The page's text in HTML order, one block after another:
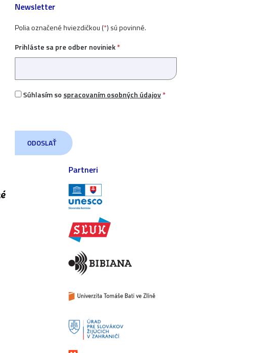
Newsletter
Polia označené hviezdičkou (*) sú povinné.
Prihláste sa pre odber noviniek*
Súhlasím so spracovaním osobných údajov*
Partneri